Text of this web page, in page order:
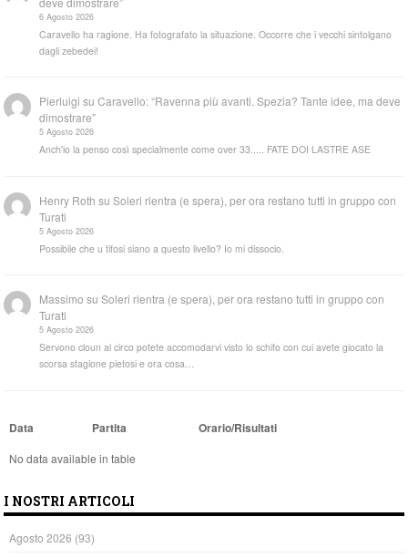
6 Agosto 2026
Caravello ha ragione. Ha fotografato la situazione. Occorre che i vecchi sintolgano
dagli zebedei!
Pierluigi suCaravello: “Ravenna più avanti. Spezia? Tante idee, ma deve
dimostrare”
5 Agosto 2026
Anch'io la penso così specialmente come over 33..... FATE DOI LASTRE ASE
Henry Roth suSoleri rientra (e spera), per ora restano tutti in gruppo con
Turati
5 Agosto 2026
Possibile che u tifosi siano a questo livello? Io mi dissocio.
Massimo suSoleri rientra (e spera), per ora restano tutti in gruppo con
Turati
5 Agosto 2026
Servono cloun al circo potete accomodarvi visto lo schifo con cui avete giocato la
scorsa stagione pietosi e ora cosa…
Data Partita Orario/Risultati
No data available in table
I NOSTRI ARTICOLI
Agosto 2026 (93)